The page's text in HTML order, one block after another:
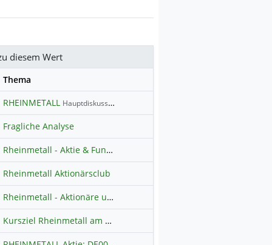
diesem Wert
Thema
RHEINMETALL Hauptdiskussion
Fragliche Analyse
Rheinmetall - Aktie & Fundamentalanalyse
Rheinmetall Aktionärsclub
Rheinmetall - Aktionäre und Investoren
Kursziel Rheinmetall am 31.12.2024